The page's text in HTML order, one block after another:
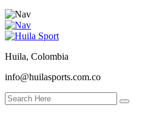
Huila, Colombia
info@huilasports.com.co